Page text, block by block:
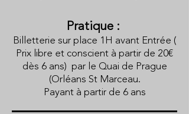
Pratique :
Billetterie sur place 1H avant Entrée (
Prix libre et conscient à partir de 20€
dès 6 ans) par le Quai de Prague
(Orléans St Marceau.
Payant à partir de 6 ans